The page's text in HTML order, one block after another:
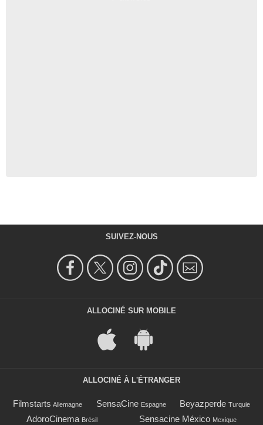
SUIVEZ-NOUS
ALLOCINÉ SUR MOBILE
ALLOCINÉ À L'ÉTRANGER
Filmstarts Allemagne SensaCine Espagne Beyazperde Turquie
AdoroCinema Brésil Sensacine México Mexique